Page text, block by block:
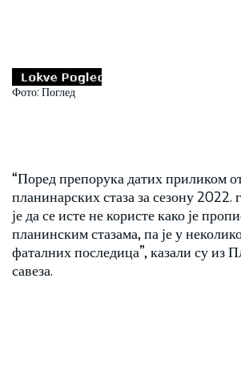
Фото: Поглед
“Поред препорука датих приликом
планинарских стаза за сезону 2022.
је да се исте не користе како је
планинским стазама, па је у
фаталних последица”, казали су из
савеза.